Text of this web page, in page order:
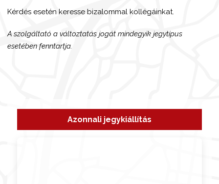
Azonnali jegykiállítás
Kérdés esetén keresse bizalommal kollégáinkat.
A szolgáltató a változtatás jogát mindegyik jegytípus
esetében fenntartja.